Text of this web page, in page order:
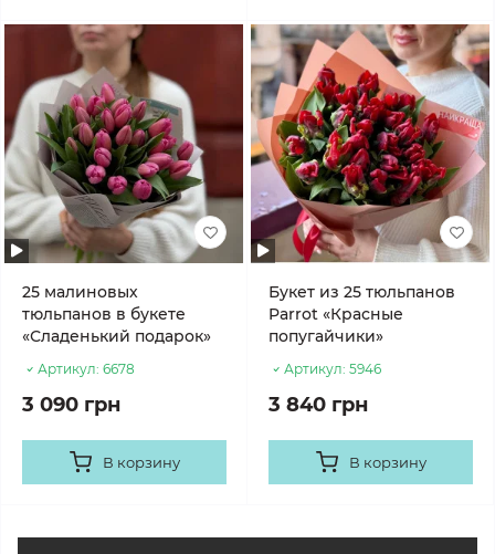
25 малиновых
тюльпанов в букете
«Сладенький подарок»
Артикул: 6678
3 090 грн
В корзину
Букет из 25 тюльпанов
Parrot «Красные
попугайчики»
Артикул: 5946
3 840 грн
В корзину